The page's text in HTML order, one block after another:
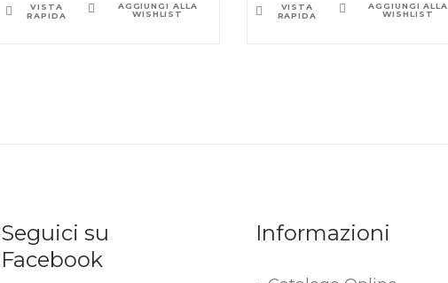
VISTA
RAPIDA
AGGIUNGI ALLA
WISHLIST
VISTA
RAPIDA
AGGIUNGI ALLA
WISHLIST
Seguici su
Facebook
Informazioni